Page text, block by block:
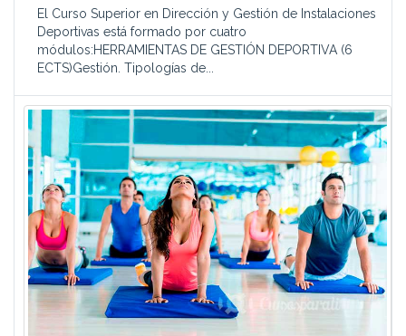
El Curso Superior en Dirección y Gestión de Instalaciones
Deportivas está formado por cuatro
módulos:HERRAMIENTAS DE GESTIÓN DEPORTIVA (6
ECTS)Gestión. Tipologías de...